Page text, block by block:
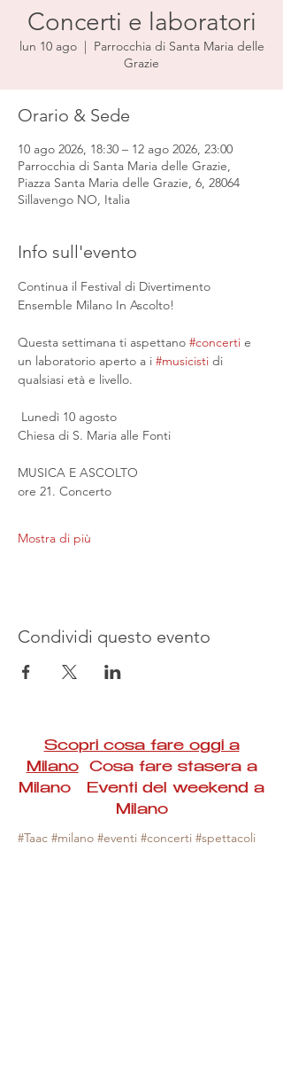
Concerti e laboratori
lun 10 ago
  |
Parrocchia di Santa Maria delle
Grazie
Orario & Sede
10 ago 2026, 18:30 – 12 ago 2026, 23:00
Parrocchia di Santa Maria delle Grazie,
Piazza Santa Maria delle Grazie, 6, 28064
Sillavengo NO, Italia
Info sull'evento
Continua il Festival di Divertimento
Ensemble Milano In Ascolto!
Questa settimana ti aspettano #concerti e
un laboratorio aperto a i #musicisti di
qualsiasi età e livello.
Lunedì 10 agosto
Chiesa di S. Maria alle Fonti
MUSICA E ASCOLTO
ore 21. Concerto
Mostra di più
Condividi questo evento
Scopri cosa fare oggi a
MilanoCosa fare stasera a
Milano Eventi del weekend a
Milano
#Taac #milano #eventi #concerti #spettacoli